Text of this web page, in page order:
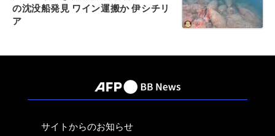
の沈没船発見 ワイン運搬か 伊シチリ
ア
サイトからのお知らせ